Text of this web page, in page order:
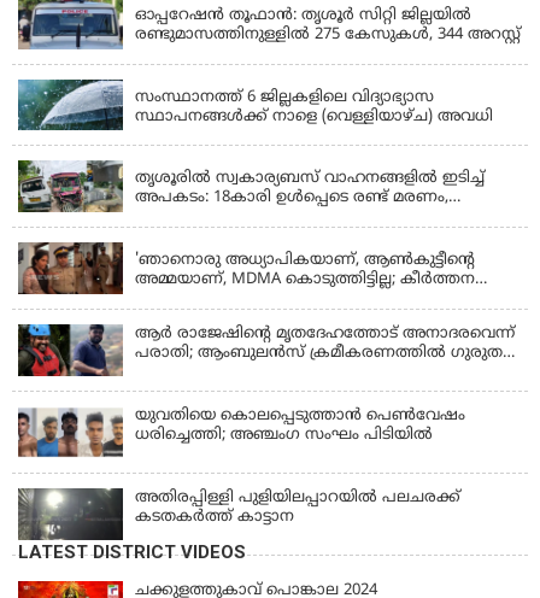
ഓപ്പറേഷൻ തൂഫാൻ: തൃശൂർ സിറ്റി ജില്ലയിൽ
രണ്ടുമാസത്തിനുള്ളിൽ 275 കേസുകൾ, 344 അറസ്റ്റ്
സംസ്ഥാനത്ത് 6 ജില്ലകളിലെ വിദ്യാഭ്യാസ
സ്ഥാപനങ്ങൾക്ക് നാളെ (വെള്ളിയാഴ്ച) അവധി
തൃശൂരിൽ സ്വകാര്യബസ് വാഹനങ്ങളില്‍ ഇടിച്ച്
അപകടം: 18കാരി ഉൾപ്പെടെ രണ്ട് മരണം,
'ഞാനൊരു അധ്യാപികയാണ്, ആണ്‍കുട്ടീന്റെ
അമ്മയാണ്‌, MDMA കൊടുത്തിട്ടില്ല; കീർത്തന
ആര്‍ രാജേഷിന്റെ മൃതദേഹത്തോട് അനാദരവെന്ന്
പരാതി; ആംബുലന്‍സ് ക്രമീകരണത്തില്‍ ഗുരുതര
ഫ്രീസര്‍ സംവിധാനം ഇല്ലാതെയെന്നും ആരോപണം
യുവതിയെ കൊലപ്പെടുത്താൻ പെൺവേഷം
ധരിച്ചെത്തി; അഞ്ചംഗ സംഘം പിടിയിൽ
അതിരപ്പിള്ളി പുളിയിലപ്പാറയിൽ പലചരക്ക്
കടതകർത്ത് കാട്ടാന
LATEST DISTRICT VIDEOS
ചക്കുളത്തുകാവ് പൊങ്കാല 2024